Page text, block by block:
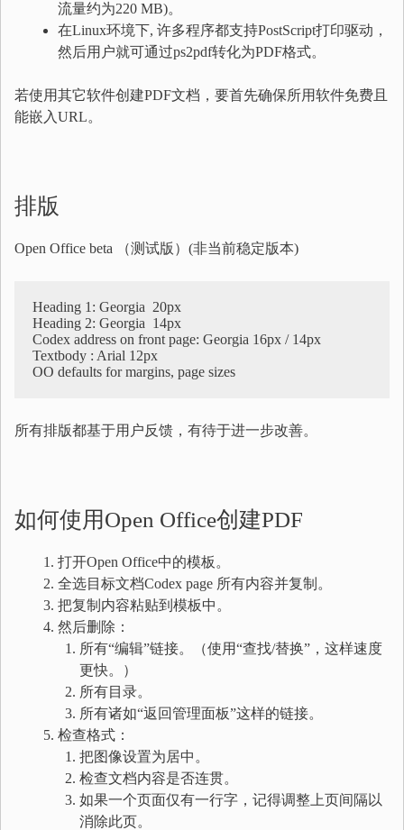
流量约为220 MB)。
在Linux环境下, 许多程序都支持PostScript打印驱动，
然后用户就可通过ps2pdf转化为PDF格式。
若使用其它软件创建PDF文档，要首先确保所用软件免费且
能嵌入URL。
排版
Open Office beta （测试版）(非当前稳定版本)
Heading 1: Georgia  20px
Heading 2: Georgia  14px
Codex address on front page: Georgia 16px / 14px
Textbody : Arial 12px
所有排版都基于用户反馈，有待于进一步改善。
如何使用Open Office创建PDF
打开Open Office中的模板。
全选目标文档Codex page 所有内容并复制。
把复制内容粘贴到模板中。
然后删除：
所有“编辑”链接。（使用“查找/替换”，这样速度
更快。）
所有目录。
所有诸如“返回管理面板”这样的链接。
检查格式：
把图像设置为居中。
检查文档内容是否连贯。
如果一个页面仅有一行字，记得调整上页间隔以
消除此页。